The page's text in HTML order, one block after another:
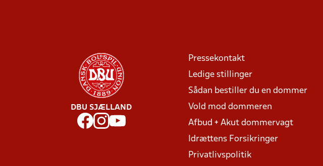
DBU SJÆLLAND
Pressekontakt
Ledige stillinger
Sådan bestiller du en dommer
Vold mod dommeren
Afbud + Akut dommervagt
Idrættens Forsikringer
Privatlivspolitik